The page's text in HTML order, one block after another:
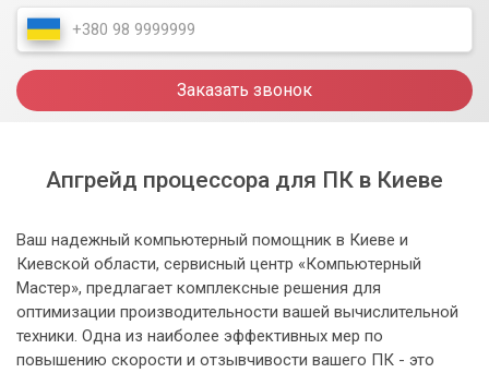
Заказать звонок
Апгрейд процессора для ПК в Киеве
Ваш надежный компьютерный помощник в Киеве и
Киевской области, сервисный центр «Компьютерный
Мастер», предлагает комплексные решения для
оптимизации производительности вашей вычислительной
техники. Одна из наиболее эффективных мер по
повышению скорости и отзывчивости вашего ПК - это